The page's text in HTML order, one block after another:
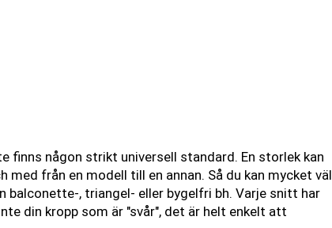
finns någon strikt universell standard. En storlek kan
från en modell till en annan. Så du kan mycket väl
balconette-, triangel- eller bygelfri bh. Varje snitt har
din kropp som är "svår", det är helt enkelt att